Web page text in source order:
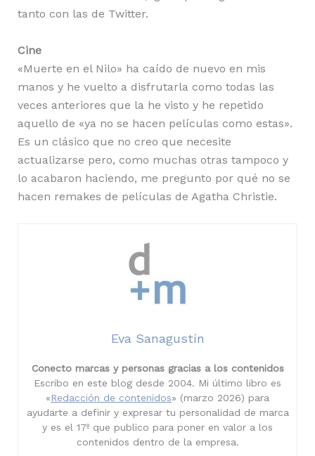
tanto con las de Twitter.
Cine
«Muerte en el Nilo» ha caído de nuevo en mis
manos y he vuelto a disfrutarla como todas las
veces anteriores que la he visto y he repetido
aquello de «ya no se hacen películas como estas».
Es un clásico que no creo que necesite
actualizarse pero, como muchas otras tampoco y
lo acabaron haciendo, me pregunto por qué no se
hacen remakes de películas de Agatha Christie.
Eva Sanagustín
Conecto marcas y personas gracias a los contenidos
Escribo en este blog desde 2004. Mi último libro es
«Redacción de contenidos» (marzo 2026) para
ayudarte a definir y expresar tu personalidad de marca
y es el 17º que publico para poner en valor a los
contenidos dentro de la empresa.